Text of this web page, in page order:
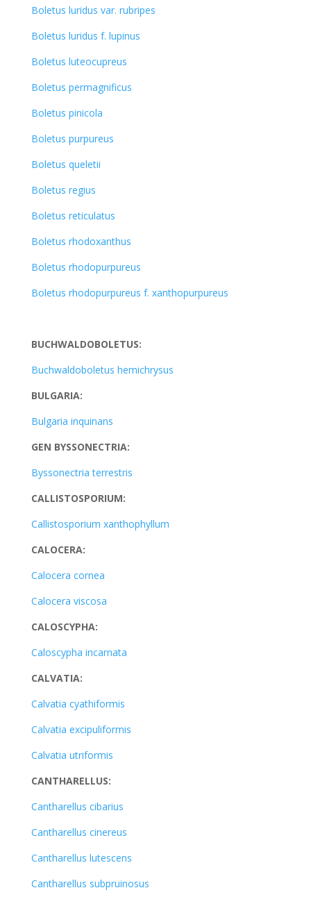
Boletus luridus var. rubripes
Boletus luridus f. lupinus
Boletus luteocupreus
Boletus permagnificus
Boletus pinicola
Boletus purpureus
Boletus queletii
Boletus regius
Boletus reticulatus
Boletus rhodoxanthus
Boletus rhodopurpureus
Boletus rhodopurpureus f. xanthopurpureus
BUCHWALDOBOLETUS:
Buchwaldoboletus hemichrysus
BULGARIA:
Bulgaria inquinans
GEN BYSSONECTRIA:
Byssonectria terrestris
CALLISTOSPORIUM:
Callistosporium xanthophyllum
CALOCERA:
Calocera cornea
Calocera viscosa
CALOSCYPHA:
Caloscypha incarnata
CALVATIA:
Calvatia cyathiformis
Calvatia excipuliformis
Calvatia utriformis
CANTHARELLUS:
Cantharellus cibarius
Cantharellus cinereus
Cantharellus lutescens
Cantharellus subpruinosus